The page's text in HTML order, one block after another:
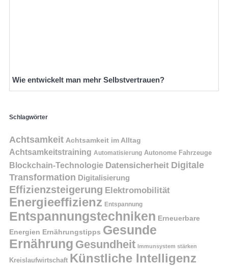
Wie entwickelt man mehr Selbstvertrauen?
Schlagwörter
Achtsamkeit Achtsamkeit im Alltag
Achtsamkeitstraining Automatisierung Autonome Fahrzeuge
Blockchain-Technologie Datensicherheit Digitale
Transformation Digitalisierung
Effizienzsteigerung Elektromobilität
Energieeffizienz Entspannung
Entspannungstechniken Erneuerbare
Energien Ernährungstipps Gesunde
Ernährung Gesundheit Immunsystem stärken
Kreislaufwirtschaft Künstliche Intelligenz